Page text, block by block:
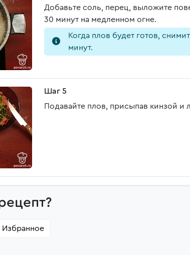
Добавьте соль, перец, выложите
30 минут на медленном огне.
Когда плов будет готов,
минут.
Шаг 5
Подавайте плов, присыпав кинзой и
Избранное